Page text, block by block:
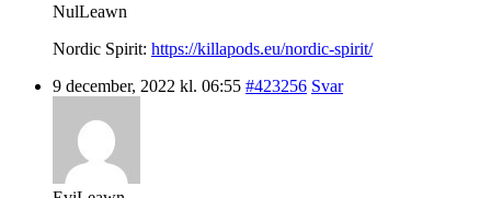
NulLeawn
Nordic Spirit: https://killapods.eu/nordic-spirit/
9 december, 2022 kl. 06:55 #423256 Svar